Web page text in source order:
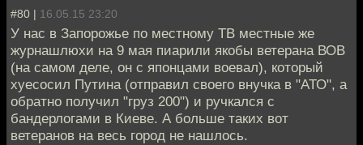
#80 | 16.05.15 23:20
У нас в Запорожье по местному ТВ местные же
журнашлюхи на 9 мая пиарили якобы ветерана ВОВ
(на самом деле, он с японцами воевал), который
хуесосил Путина (отправил своего внучка в "АТО", а
обратно получил "груз 200") и ручкался с
бандерлогами в Киеве. А больше таких вот
ветеранов на весь город не нашлось.